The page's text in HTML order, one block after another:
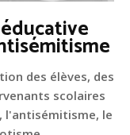
des élèves, des
scolaires
l'antisémitisme, le